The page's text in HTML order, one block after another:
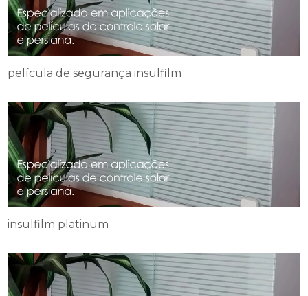
película de segurança insulfilm
insulfilm platinum